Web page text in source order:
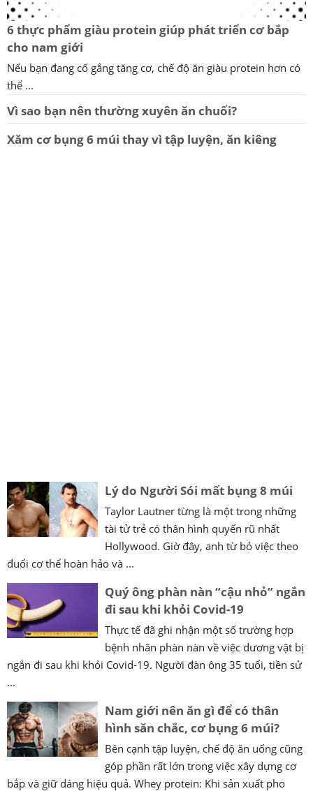
6 thực phẩm giàu protein giúp phát triển cơ bắp
cho nam giới
Nếu bạn đang cố gắng tăng cơ, chế độ ăn giàu protein hơn có
thể ...
Vì sao bạn nên thường xuyên ăn chuối?
Xăm cơ bụng 6 múi thay vì tập luyện, ăn kiêng
Lý do Người Sói mất bụng 8 múi
Taylor Lautner từng là một trong những
tài tử trẻ có thân hình quyến rũ nhất
Hollywood. Giờ đây, anh từ bỏ việc theo
đuổi cơ thể hoàn hảo và ...
Quý ông phàn nàn “cậu nhỏ” ngắn
đi sau khi khỏi Covid-19
Thực tế đã ghi nhận một số trường hợp
bệnh nhân phàn nàn về việc dương vật bị
ngắn đi sau khi khỏi Covid-19. Người đàn ông 35 tuổi, tiền sử
...
Nam giới nên ăn gì để có thân
hình săn chắc, cơ bụng 6 múi?
Bên cạnh tập luyện, chế độ ăn uống cũng
góp phần rất lớn trong việc xây dựng cơ
bắp và giữ dáng hiệu quả. Whey protein: Khi sản xuất pho